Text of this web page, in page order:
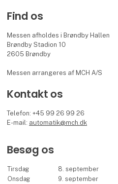
Find os
Messen afholdes i Brøndby Hallen
Brøndby Stadion 10
2605 Brøndby
Messen arrangeres af MCH A/S
Kontakt os
Telefon: +45 99 26 99 26
E-mail: automatik@mch.dk
Besøg os
Tirsdag 8. september
Onsdag
9. september